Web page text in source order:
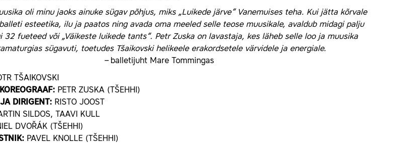
oli minu jaoks ainuke sügav põhjus, miks „Luikede järve“ Vanemuises teha. Kui jätta kõrvale
esteetika, ilu ja paatos ning avada oma meeled selle teose muusikale, avaldub midagi palju
32 fueteed või „Väikeste luikede tants“. Petr Zuska on lavastaja, kes läheb selle loo ja muusika
sügavuti, toetudes Tšaikovski helikeele erakordsetele värvidele ja energiale.
– balletijuht Mare Tommingas
TŠAIKOVSKI
PETR ZUSKA (TŠEHHI)
DIRIGENT: RISTO JOOST
SILDOS, TAAVI KULL
DVOŘÁK (TŠEHHI)
PAVEL KNOLLE (TŠEHHI)